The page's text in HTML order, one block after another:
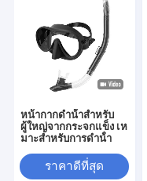
หน้ากากดําน้ําสําหรับ
ผู้ใหญ่จากกระจกแข็ง เห
มาะสําหรับการดําน้ํา
ราคาดีที่สุด